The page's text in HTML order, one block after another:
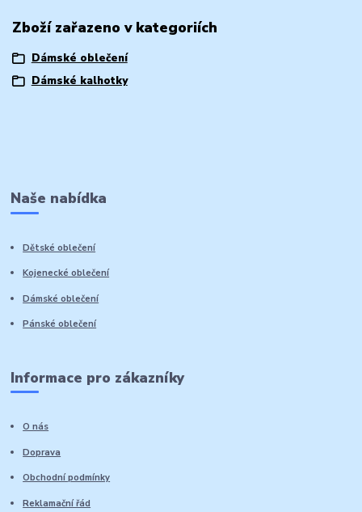
Zboží zařazeno v kategoriích
Dámské oblečení
Dámské kalhotky
Naše nabídka
Dětské oblečení
Kojenecké oblečení
Dámské oblečení
Pánské oblečení
Informace pro zákazníky
O nás
Doprava
Obchodní podmínky
Reklamační řád